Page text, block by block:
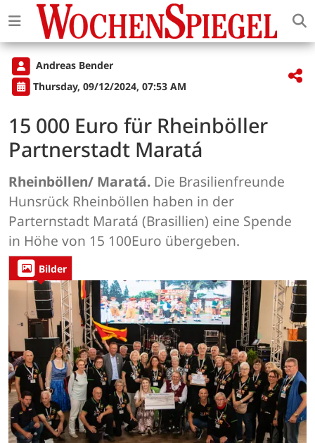
Andreas Bender
Thursday, 09/12/2024, 07:53 AM
15 000 Euro für Rheinböller
Partnerstadt Maratá
Rheinböllen/ Maratá. Die Brasilienfreunde
Hunsrück Rheinböllen haben in der
Parternstadt Maratá (Brasillien) eine Spende
in Höhe von 15 100Euro übergeben.
Bilder